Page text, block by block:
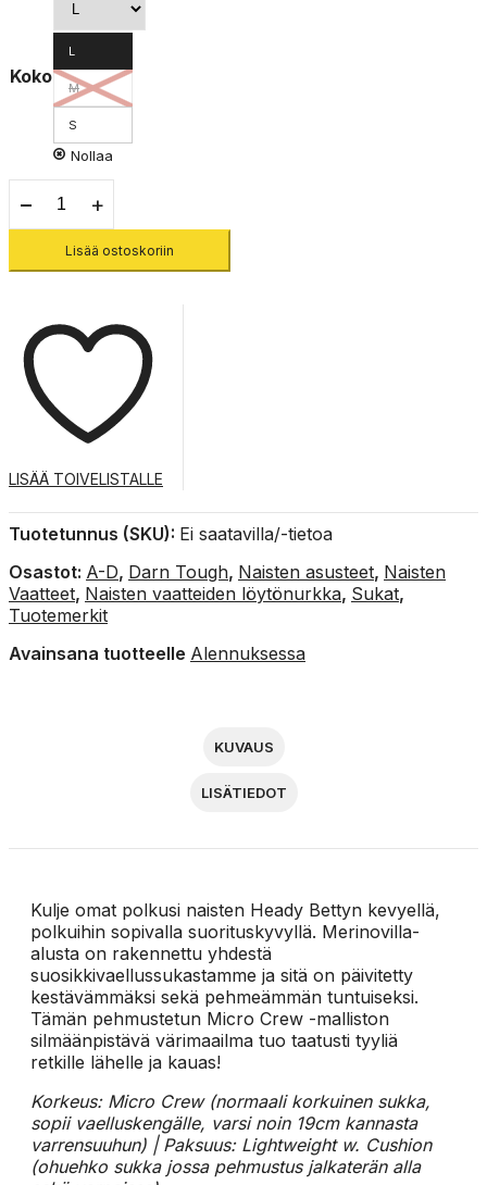
Koko
L
M
S
Nollaa
Heady
Betty
Crew
Cushion
merinovillasukat
määrä
Lisää ostoskoriin
LISÄÄ TOIVELISTALLE
Tuotetunnus (SKU): Ei saatavilla/-tietoa
Osastot: A-D, Darn Tough, Naisten asusteet, Naisten
Vaatteet, Naisten vaatteiden löytönurkka, Sukat,
Tuotemerkit
Avainsana tuotteelle Alennuksessa
KUVAUS
LISÄTIEDOT
Kulje omat polkusi naisten Heady Bettyn kevyellä,
polkuihin sopivalla suorituskyvyllä. Merinovilla-
alusta on rakennettu yhdestä
suosikkivaellussukastamme ja sitä on päivitetty
kestävämmäksi sekä pehmeämmän tuntuiseksi.
Tämän pehmustetun Micro Crew -malliston
silmäänpistävä värimaailma tuo taatusti tyyliä
retkille lähelle ja kauas!
Korkeus: Micro Crew (normaali korkuinen sukka,
sopii vaelluskengälle, varsi noin 19cm kannasta
varrensuuhun) | Paksuus: Lightweight w. Cushion
(ohuehko sukka jossa pehmustus jalkaterän alla